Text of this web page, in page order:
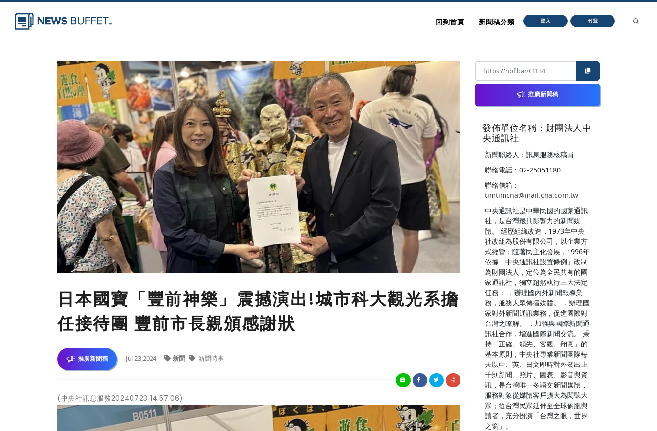
回到首頁 新聞稿分類 登入 刊登
日本國寶「豐前神樂」震撼演出!城市科大觀光系擔
任接待團 豐前市長親頒感謝狀
推廣新聞稿 Jul 23,2024 新聞 新聞時事
(中央社訊息服務20240723 14:57:06)
推廣新聞稿
發佈單位名稱：財團法人中
央通訊社
新聞聯絡人：訊息服務核稿員
聯絡電話：02-25051180
聯絡信箱：
timtimcna@mail.cna.com.tw
中央通訊社是中華民國的國家通訊
社，是台灣最具影響力的新聞媒
體。 經歷組織改造，1973年中央
社改組為股份有限公司，以企業方
式經營；隨著民主化發展，1996年
依據「中央通訊社設置條例」改制
為財團法人，定位為全民共有的國
家通訊社，獨立超然執行三大法定
任務： ．辦理國內外新聞報導業
務，服務大眾傳播媒體。 ．辦理國
家對外新聞通訊業務，促進國際對
台灣之瞭解。 ．加強與國際新聞通
訊社合作，增進國際新聞交流。 秉
持「正確、領先、客觀、翔實」的
基本原則，中央社專業新聞團隊每
天以中、英、日文即時對外發出上
千則新聞、照片、圖表、影音與資
訊，是台灣唯一多語文新聞媒體，
服務對象從媒體客戶擴大為閱聽大
眾；從台灣民眾延伸至全球僑胞與
讀者，充分扮演「台灣之眼，世界
之窗」。